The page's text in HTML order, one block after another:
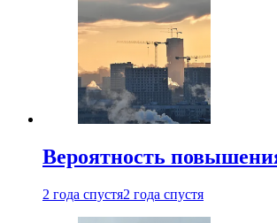
Вероятность
2 года спустя2 года спустя